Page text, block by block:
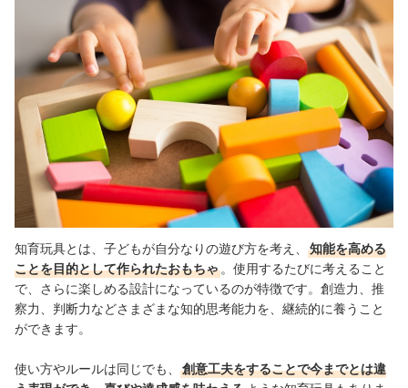
2歳向け知育玩具を使うなら、おもちゃのサブスクもチェック
2歳向け知育玩具の売れ筋ランキングもチェック！
知育玩具とは、子どもが自分なりの遊び方を考え、
知能を高める
ことを目的として作られたおもちゃ 。使用するたびに考えること
で、さらに楽しめる設計になっているのが特徴です。創造力、推
察力、判断力などさまざまな知的思考能力を、継続的に養うこと
ができます。
使い方やルールは同じでも、
創意工夫をすることで今までとは違